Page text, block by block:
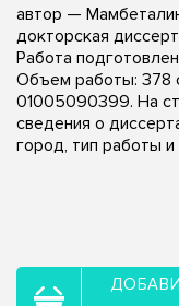
автор —
докторская
Работа
Объем работы: 378
01005090399. На
сведения о
город, тип работы